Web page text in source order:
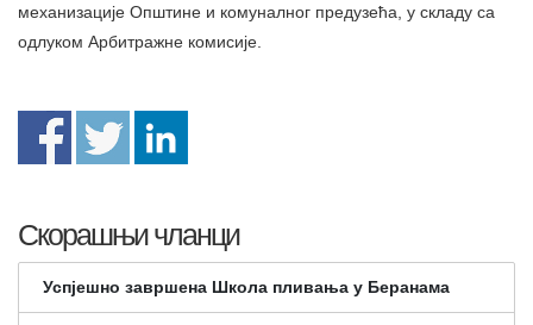
механизације Општине и комуналног предузећа, у складу са
одлуком Арбитражне комисије.
Скорашњи чланци
Успјешно завршена Школа пливања у Беранама